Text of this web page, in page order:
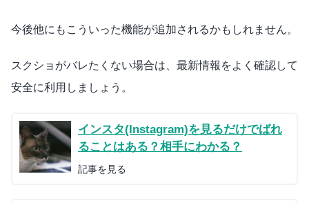
今後他にもこういった機能が追加されるかもしれません。
スクショがバレたくない場合は、最新情報をよく確認して
安全に利用しましょう。
インスタ(Instagram)を見るだけでばれ
ることはある？相手にわかる？
記事を見る